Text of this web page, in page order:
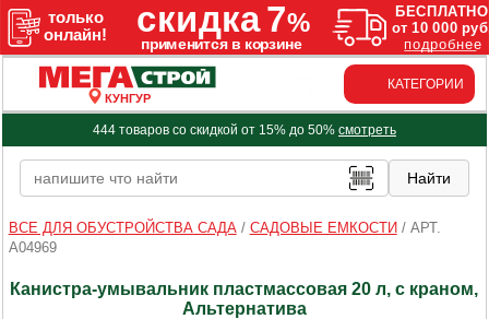
КУНГУР
КАТЕГОРИИ
444 товаров со скидкой от 15% до 50% смотреть
ВСЕ ДЛЯ ОБУСТРОЙСТВА САДА/ САДОВЫЕ ЕМКОСТИ / АРТ.
A04969
Канистра-умывальник пластмассовая 20 л, с краном,
Альтернатива